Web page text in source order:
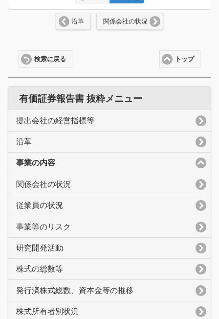
沿革 関係会社の状況
トップ
検索に戻る
有価証券報告書 抜粋メニュー
提出会社の経営指標等
沿革
事業の内容
関係会社の状況
従業員の状況
事業等のリスク
研究開発活動
株式の総数等
発行済株式総数、資本金等の推移
株式所有者別状況